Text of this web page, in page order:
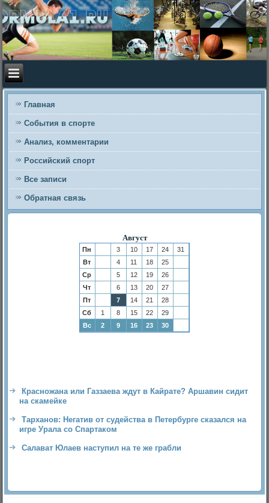
Главная
События в спорте
Анализ, комментарии
Российский спорт
Все записи
Обратная связь
Август
Пн 3 10 17 24
31
Вт
4 11 18
25
Ср
5 12 19
26
Чт
6 13 20
27
Пт
7 14 21
28
Сб
1 8 15 22
29
Вс
2 9 16 23 30
Красножана или Газзаева ждут в Кайрате? Аршавин сидит
на скамейке
Тарханов: Негатив от судейства в Петербурге сказался на
игре Урала со Спартаком
Салават Юлаев наступил на те же грабли